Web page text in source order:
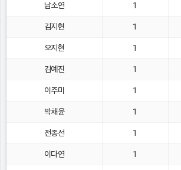
남소연 1
김지현 1
오지현 1
김예진 1
이주미 1
박채윤 1
전종선 1
이다연 1